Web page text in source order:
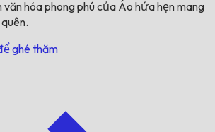
văn hóa phong phú của Áo hứa hẹn mang
ghé thăm